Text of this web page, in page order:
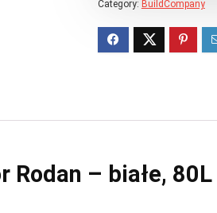
Category: BuildCompany
Rodan – białe, 80L